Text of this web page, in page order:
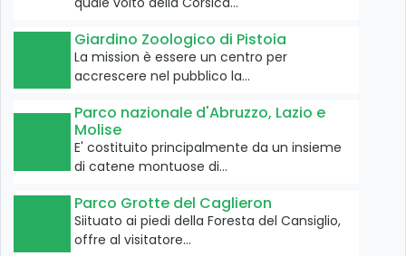
Giardino Zoologico di Pistoia
La mission è essere un centro per
accrescere nel pubblico la…
Parco nazionale d'Abruzzo, Lazio e
Molise
E' costituito principalmente da un insieme
di catene montuose di…
Parco Grotte del Caglieron
Siituato ai piedi della Foresta del Cansiglio,
offre al visitatore…